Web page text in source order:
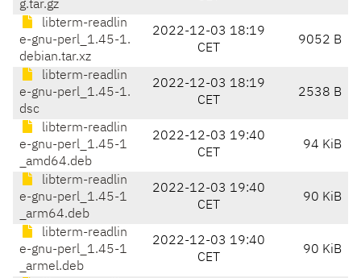
g.tar.gz
libterm-readlin
e-gnu-perl_1.45-1.
debian.tar.xz
2022-12-03 18:19
CET
9052 B
libterm-readlin
e-gnu-perl_1.45-1.
dsc
2022-12-03 18:19
CET
2538 B
libterm-readlin
e-gnu-perl_1.45-1
_amd64.deb
2022-12-03 19:40
CET
94 KiB
libterm-readlin
e-gnu-perl_1.45-1
_arm64.deb
2022-12-03 19:40
CET
90 KiB
libterm-readlin
e-gnu-perl_1.45-1
_armel.deb
2022-12-03 19:40
CET
90 KiB